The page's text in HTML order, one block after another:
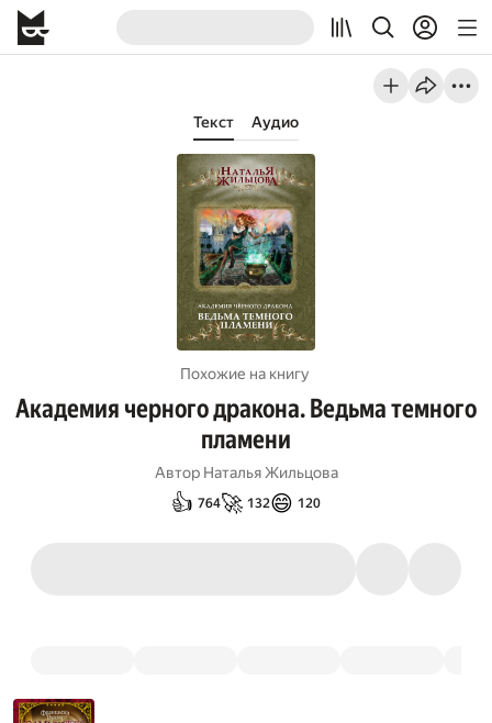
Текст Аудио
Похожие на книгу
Академия черного дракона. Ведьма темного
пламени
Автор Наталья Жильцова
👍 764🚀 132😄 120